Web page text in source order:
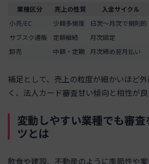
業種区分 売上の性質 入金サイクル
小売/EC
少額多頻度 日次〜月次で規則的
サブスク通販
定額継続 月次固定
卸売
中額・定期 月次締め翌月払い
補足として、売上の粒度が細かいほど
く、法人カード審査甘い傾向と相性が良
変動しやすい業種でも審査
ツとは
飲食や建設、不動産のように季節性や